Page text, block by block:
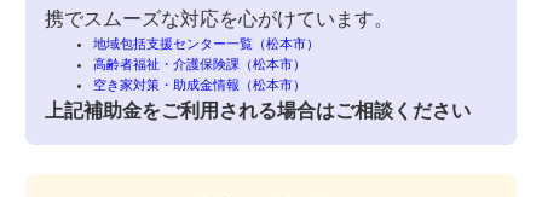
携でスムーズな対応を心がけています。
地域包括支援センター一覧（松本市）
高齢者福祉・介護保険課（松本市）
空き家対策・助成金情報（松本市）
上記補助金をご利用される場合はご相談ください